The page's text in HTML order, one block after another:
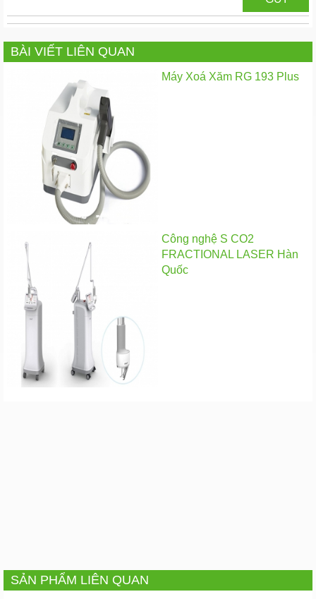
BÀI VIẾT LIÊN QUAN
Máy Xoá Xăm RG 193 Plus
Công nghệ S CO2
FRACTIONAL LASER Hàn
Quốc
SẢN PHẨM LIÊN QUAN